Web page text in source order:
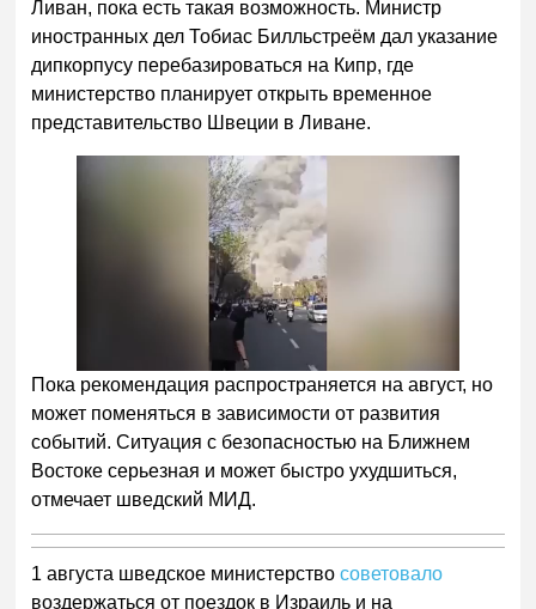
Ливан, пока есть такая возможность. Министр
иностранных дел Тобиас Билльстреём дал указание
дипкорпусу перебазироваться на Кипр, где
министерство планирует открыть временное
представительство Швеции в Ливане.
Пока рекомендация распространяется на август, но
может поменяться в зависимости от развития
событий. Ситуация с безопасностью на Ближнем
Востоке серьезная и может быстро ухудшиться,
отмечает шведский МИД.
1 августа шведское министерствосоветовало
воздержаться от поездок в Израиль и на